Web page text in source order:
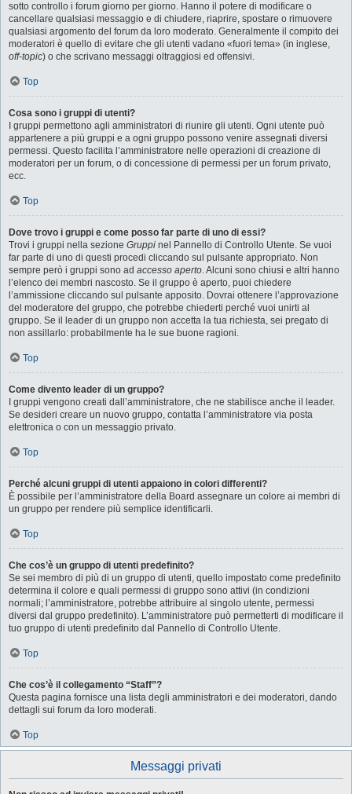
sotto controllo i forum giorno per giorno. Hanno il potere di modificare o
cancellare qualsiasi messaggio e di chiudere, riaprire, spostare o rimuovere
qualsiasi argomento del forum da loro moderato. Generalmente il compito dei
moderatori è quello di evitare che gli utenti vadano «fuori tema» (in inglese,
off-topic) o che scrivano messaggi oltraggiosi ed offensivi.
Top
Cosa sono i gruppi di utenti?
I gruppi permettono agli amministratori di riunire gli utenti. Ogni utente può
appartenere a più gruppi e a ogni gruppo possono venire assegnati diversi
permessi. Questo facilita l’amministratore nelle operazioni di creazione di
moderatori per un forum, o di concessione di permessi per un forum privato,
ecc.
Top
Dove trovo i gruppi e come posso far parte di uno di essi?
Trovi i gruppi nella sezione Gruppi nel Pannello di Controllo Utente. Se vuoi
far parte di uno di questi procedi cliccando sul pulsante appropriato. Non
sempre però i gruppi sono ad accesso aperto. Alcuni sono chiusi e altri hanno
l’elenco dei membri nascosto. Se il gruppo è aperto, puoi chiedere
l’ammissione cliccando sul pulsante apposito. Dovrai ottenere l’approvazione
del moderatore del gruppo, che potrebbe chiederti perché vuoi unirti al
gruppo. Se il leader di un gruppo non accetta la tua richiesta, sei pregato di
non assillarlo: probabilmente ha le sue buone ragioni.
Top
Come divento leader di un gruppo?
I gruppi vengono creati dall’amministratore, che ne stabilisce anche il leader.
Se desideri creare un nuovo gruppo, contatta l’amministratore via posta
elettronica o con un messaggio privato.
Top
Perché alcuni gruppi di utenti appaiono in colori differenti?
È possibile per l’amministratore della Board assegnare un colore ai membri di
un gruppo per rendere più semplice identificarli.
Top
Che cos’è un gruppo di utenti predefinito?
Se sei membro di più di un gruppo di utenti, quello impostato come predefinito
determina il colore e quali permessi di gruppo sono attivi (in condizioni
normali; l’amministratore, potrebbe attribuire al singolo utente, permessi
diversi dal gruppo predefinito). L’amministratore può permetterti di modificare il
tuo gruppo di utenti predefinito dal Pannello di Controllo Utente.
Top
Che cos’è il collegamento “Staff”?
Questa pagina fornisce una lista degli amministratori e dei moderatori, dando
dettagli sui forum da loro moderati.
Top
Messaggi privati